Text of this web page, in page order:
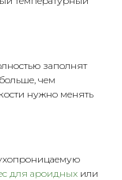
заполнят
чем
нужно менять
для ароидных или